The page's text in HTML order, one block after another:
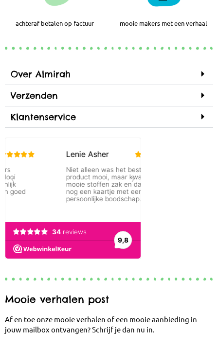
achteraf betalen op factuur mooie makers met een verhaal
Over Almirah
Verzenden
Klantenservice
Mooie verhalen post
Af en toe onze mooie verhalen of een mooie aanbieding in
jouw mailbox ontvangen? Schrijf je dan nu in.